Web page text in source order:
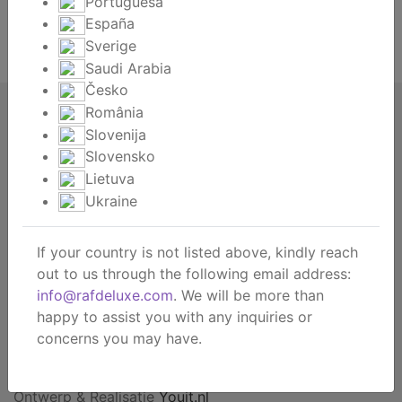
Je wachtwoord vergeten?
Registreren
RAF deluxe
About us
About the brand
Contact
Dealership
B2b showroom
Consument
Get inspired
© RAF deluxe 2026 |
Ontwerp & RealisatieYouit.nl
España
Sverige
Saudi Arabia
Česko
România
Slovenija
Slovensko
Lietuva
Ukraine
If your country is not listed above, kindly reach
out to us through the following email address:
info@rafdeluxe.com. We will be more than
happy to assist you with any inquiries or
concerns you may have.